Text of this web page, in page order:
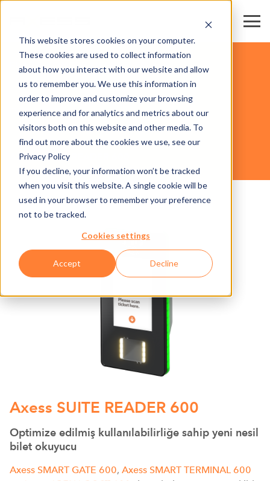
This website stores cookies on your computer.
These cookies are used to collect information
about how you interact with our website and allow
us to remember you. We use this information in
order to improve and customize your browsing
experience and for analytics and metrics about our
visitors both on this website and other media. To
find out more about the cookies we use, see our
Privacy Policy
If you decline, your information won’t be tracked
when you visit this website. A single cookie will be
used in your browser to remember your preference
not to be tracked.
Cookies settings
Accept Decline
AXESS SUITE READER 600
DONANIM
FUAR & KONGRE MERKEZLERİ
Axess SUITE READER 600
Optimize edilmiş kullanılabilirliğe sahip yeni nesil
bilet okuyucu
Axess SMART GATE 600, Axess SMART TERMINAL 600